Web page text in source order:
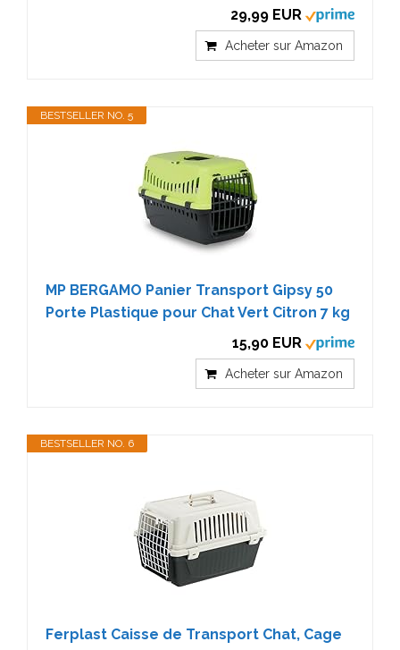
29,99 EUR
Acheter sur Amazon
BESTSELLER NO. 5
MP BERGAMO Panier Transport Gipsy 50
Porte Plastique pour Chat Vert Citron 7 kg
15,90 EUR
Acheter sur Amazon
BESTSELLER NO. 6
Ferplast Caisse de Transport Chat, Cage